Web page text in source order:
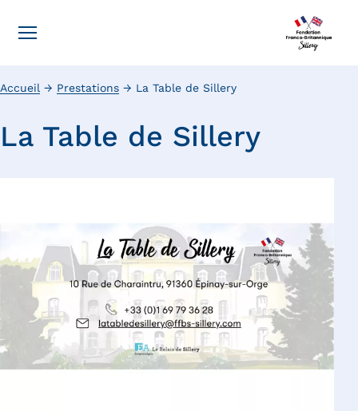
Accueil → Prestations → La Table de Sillery
La Table de Sillery